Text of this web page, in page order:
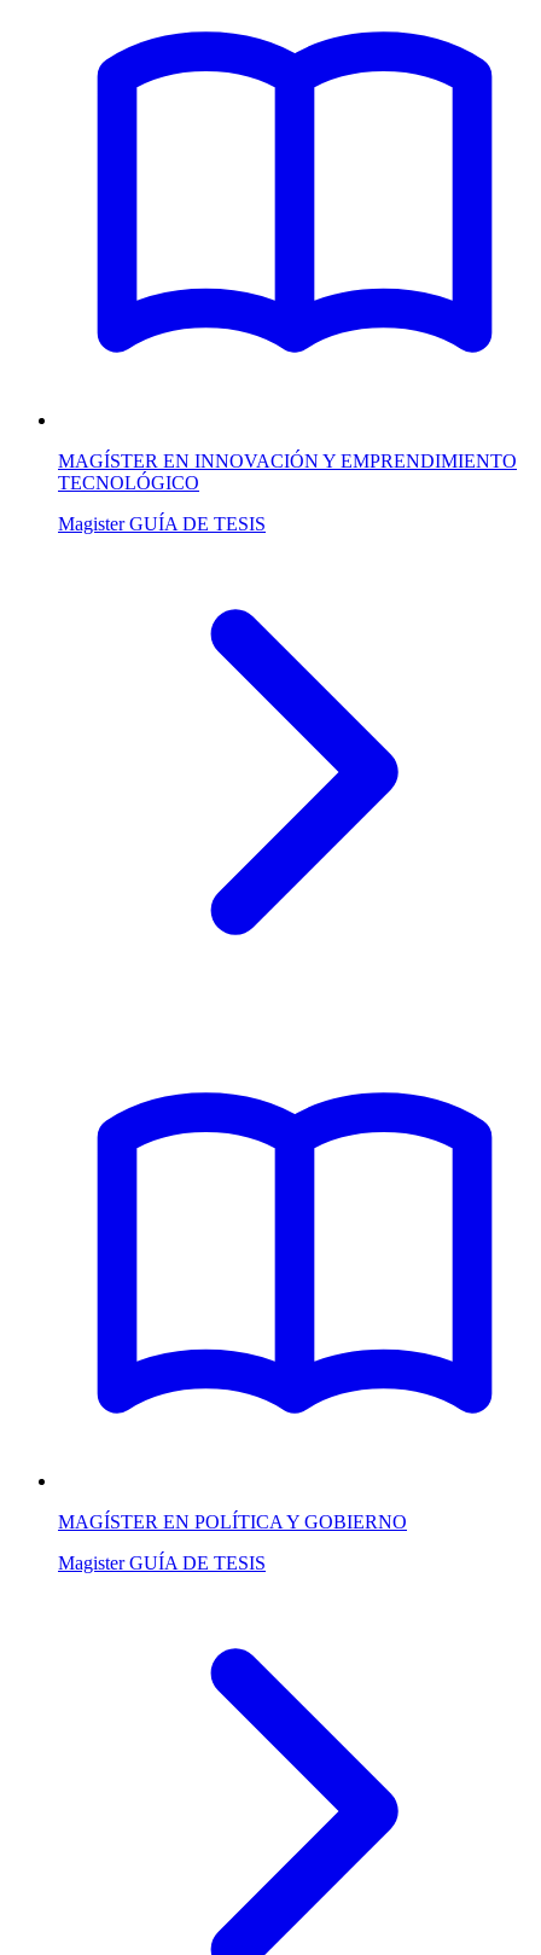
MAGÍSTER EN INNOVACIÓN Y EMPRENDIMIENTO
TECNOLÓGICO
Magister GUÍA DE TESIS
MAGÍSTER EN POLÍTICA Y GOBIERNO
Magister GUÍA DE TESIS